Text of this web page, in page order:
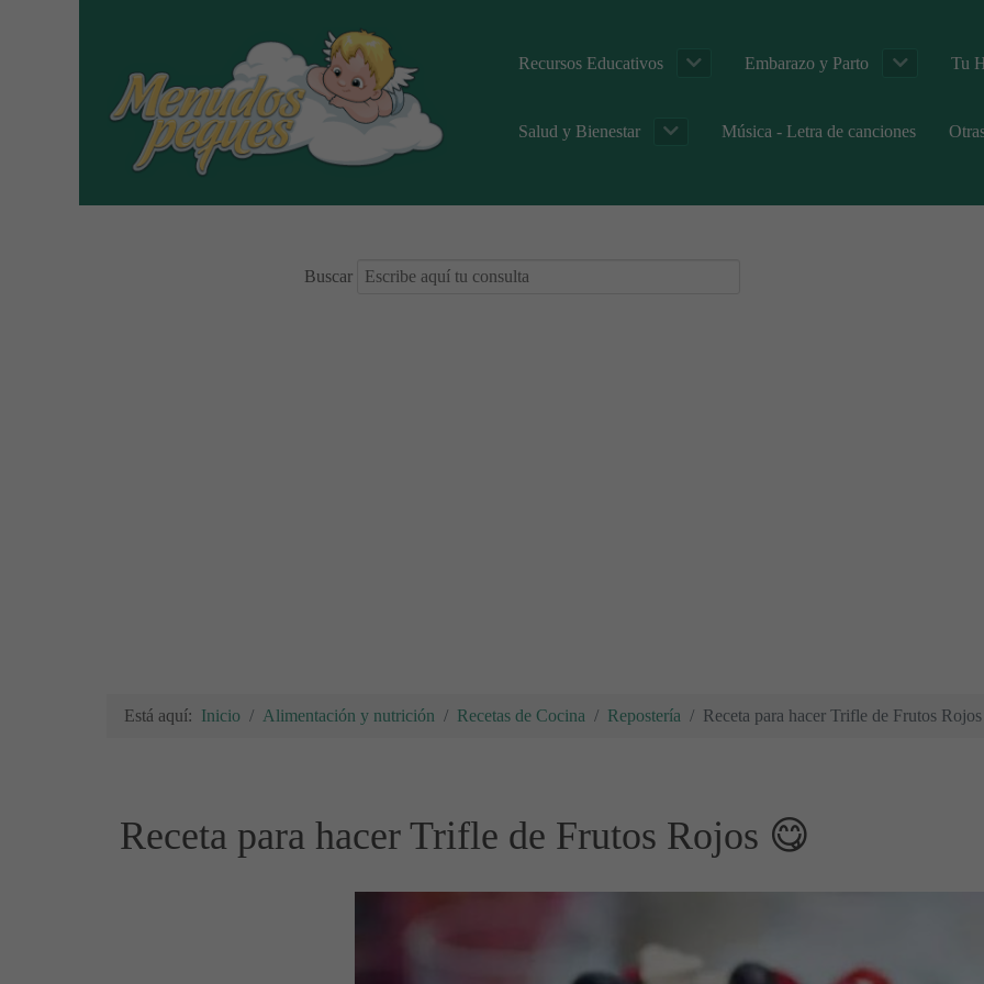
Recursos Educativos Embarazo y Parto Tu
Salud y Bienestar Música - Letra de canciones
Buscar
Está aquí: Inicio Alimentación y nutrición Recetas de Cocina Repostería Receta para hacer Trifle de Frutos
Receta para hacer Trifle de Frutos Rojos 😋